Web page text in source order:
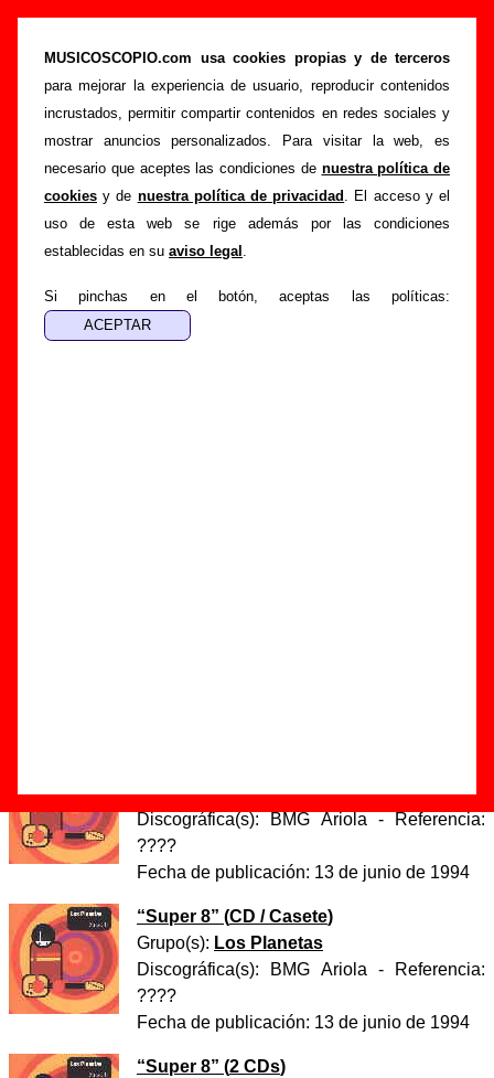
MUSICOSCOPIO.com usa cookies propias y de terceros
para mejorar la experiencia de usuario, reproducir contenidos
incrustados, permitir compartir contenidos en redes sociales y
mostrar anuncios personalizados. Para visitar la web, es
necesario que aceptes las condiciones de nuestra política de
cookies y de nuestra política de privacidad . El acceso y el
uso de esta web se rige además por las condiciones
establecidas en su aviso legal .
Si pinchas en el botón, aceptas las políticas:
“La caja del diablo”, canción de Los Planetas
(Letra e información)
Portada >Los Planetas >Canciones >La caja del diablo
Esta página pretende recopilar todo tipo de información
sobre lacanción "La caja del diablo" interpretada por
Planetas. Además de su letra, también aparecerá
información sobre el autor o los autores, sobre los discos en
los que está incluido este tema, sobre la grabación del
encuentras errores o tienes información adicional, puedes
ayudar a
completar esta información
Grupo(s):Los Planetas
Discográfica(s):
BMG Ariola - Referencia:
????
Fecha de publicación: 13 de junio de 1994
“Super 8” (CD / Casete)
Grupo(s): Los Planetas
Discográfica(s):
BMG Ariola - Referencia:
????
Fecha de publicación: 13 de junio de 1994
“Super 8” (2 CDs)